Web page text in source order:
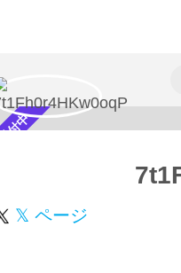
中
𝕏 ページ